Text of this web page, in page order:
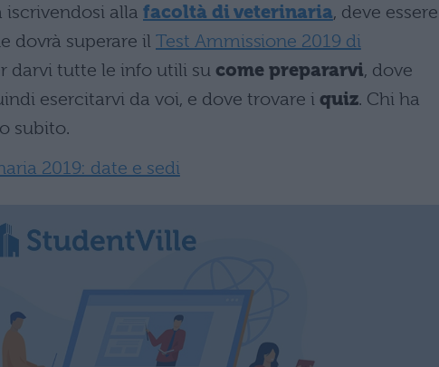
iscrivendosi alla facoltà di veterinaria, deve essere
dovrà superare il Test Ammissione 2019 di
darvi tutte le info utili su come prepararvi, dove
esercitarvi da voi, e dove trovare i quiz. Chi ha
subito.
2019: date e sedi